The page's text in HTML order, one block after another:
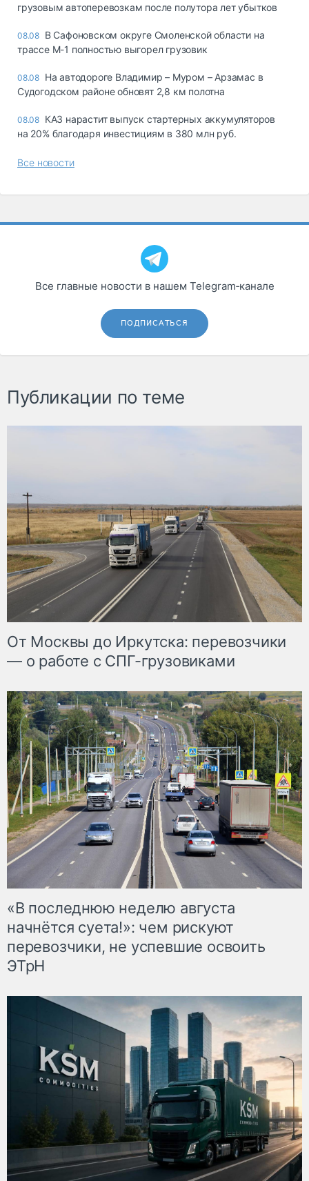
грузовым автоперевозкам после полутора лет убытков
08.08 В Сафоновском округе Смоленской области на
трассе М-1 полностью выгорел грузовик
08.08 На автодороге Владимир – Муром – Арзамас в
Судогодском районе обновят 2,8 км полотна
08.08 КАЗ нарастит выпуск стартерных аккумуляторов
на 20% благодаря инвестициям в 380 млн руб.
Все новости
Все главные новости в нашем Telegram‑канале
ПОДПИСАТЬСЯ
Публикации по теме
От Москвы до Иркутска: перевозчики
— о работе с СПГ-грузовиками
«В последнюю неделю августа
начнётся суета!»: чем рискуют
перевозчики, не успевшие освоить
ЭТрН